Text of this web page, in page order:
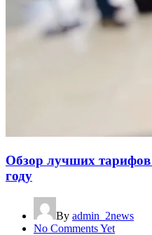
Обзор лучших тарифов
году
By admin_2news
No Comments Yet